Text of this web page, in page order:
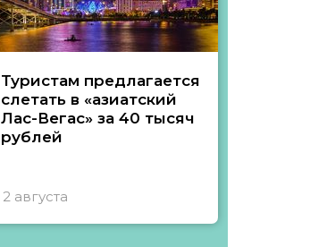
Туристам предлагается
слетать в «азиатский
Лас-Вегас» за 40 тысяч
рублей
2 августа